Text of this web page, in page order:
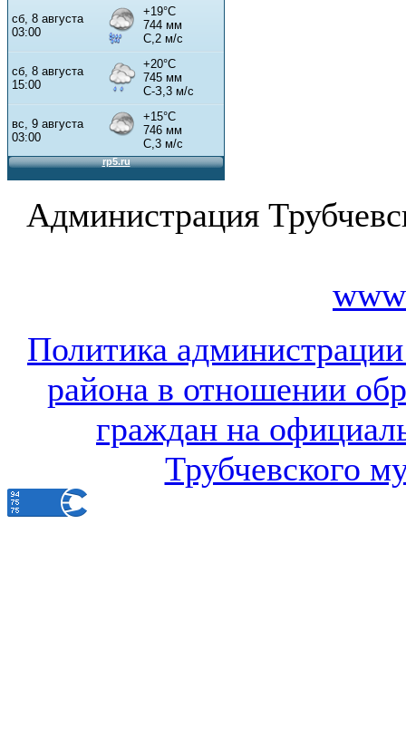
Администрация
Политика
района в отношении
граждан на
Трубчевского